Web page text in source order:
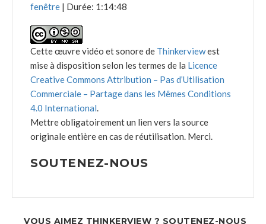
fenêtre | Durée: 1:14:48
Cette œuvre vidéo et sonore de Thinkerviewest
mise à disposition selon les termes de la Licence
Creative Commons Attribution – Pas d’Utilisation
Commerciale – Partage dans les Mêmes Conditions
4.0 International.
Mettre obligatoirement un lien vers la source
originale entière en cas de réutilisation. Merci.
SOUTENEZ-NOUS
VOUS AIMEZ THINKERVIEW ? SOUTENEZ-NOUS